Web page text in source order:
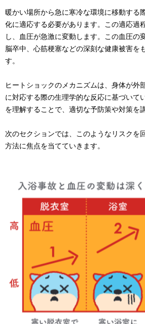
暖かい場所から急に寒冷な環境に移動する
化に適応する必要があります。この適応過
し、血圧が急激に変動します。この血圧の
脳卒中、心筋梗塞などの深刻な健康被害を
す。
ヒートショックのメカニズムは、身体が外
に対応する際の生理学的な反応に基づいて
を理解することで、適切な予防策や対策を
次のセクションでは、このようなリスクを
方法に焦点を当てていきます。